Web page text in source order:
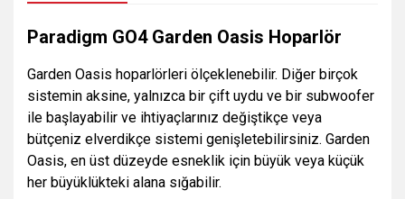
Paradigm GO4 Garden Oasis Hoparlör
Garden Oasis hoparlörleri ölçeklenebilir. Diğer birçok
sistemin aksine, yalnızca bir çift uydu ve bir subwoofer
ile başlayabilir ve ihtiyaçlarınız değiştikçe veya
bütçeniz elverdikçe sistemi genişletebilirsiniz. Garden
Oasis, en üst düzeyde esneklik için büyük veya küçük
her büyüklükteki alana sığabilir.